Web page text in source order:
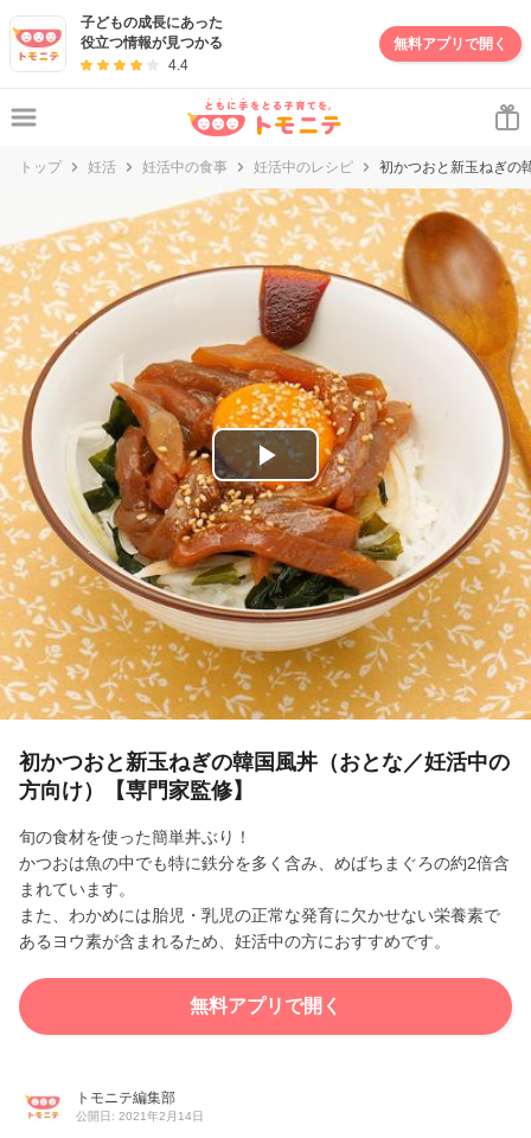
子どもの成長にあった
役立つ情報が見つかる
4.4
無料アプリで開く
トップ 妊活 妊活中の食事 妊活中のレシピ 初かつおと新玉ねぎの
P
l
a
y
V
i
e
o
初かつおと新玉ねぎの韓国風丼（おとな／妊活中の
方向け）【専門家監修】
旬の食材を使った簡単丼ぶり！
かつおは魚の中でも特に鉄分を多く含み、めばちまぐろの約2倍含
まれています。
また、わかめには胎児・乳児の正常な発育に欠かせない栄養素で
あるヨウ素が含まれるため、妊活中の方におすすめです。
無料アプリで開く
トモニテ編集部
公開日: 2021年2月14日
妊娠・出産・子育て情報サイト | トモニテ